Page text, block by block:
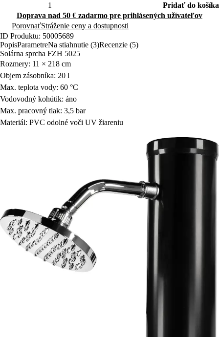
Pridať do košíka
Doprava nad 50 € zadarmo pre prihlásených užívateľov
PorovnaťStráženie ceny a dostupnosti
ID Produktu: 50005689
PopisParametreNa stiahnutie (3)Recenzie (5)
Solárna sprcha FZH 5025
Rozmery: 11 × 218 cm
Objem zásobníka: 20 l
Max. teplota vody: 60 °C
Vodovodný kohútik: áno
Max. pracovný tlak: 3,5 bar
Materiál: PVC odolné voči UV žiareniu